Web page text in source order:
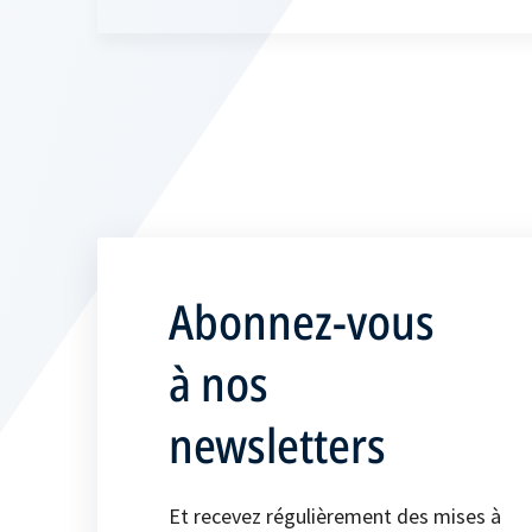
Abonnez-vous
à nos
newsletters
Et recevez régulièrement des mises à